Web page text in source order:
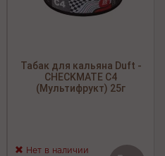
Табак для кальяна Duft -
CHECKMATE C4
(Мультифрукт) 25г
Нет в наличии